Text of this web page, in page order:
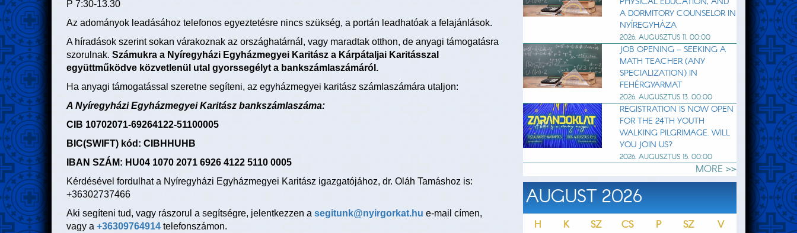
P 7:30-13.30
Az adományok leadásához telefonos egyeztetésre nincs szükség, a portán leadhatóak a felajánlások.
A híradások szerint sokan várakoznak az országhatárnál, vagy maradtak otthon, de anyagi támogatásra
szorulnak. Számukra a Nyíregyházi Egyházmegyei Karitász a Kárpátaljai Karitásszal
együttműködve közvetlenül utal gyorssegélyt a bankszámlaszámáról.
Ha anyagi támogatással szeretne segíteni, az egyházmegyei karitász számlaszámára utaljon:
A Nyíregyházi Egyházmegyei Karitász bankszámlaszáma:
CIB 10702071-69264122-51100005
BIC(SWIFT) kód: CIBHHUHB
IBAN SZÁM: HU04 1070 2071 6926 4122 5110 0005
Kérdésével fordulhat a Nyíregyházi Egyházmegyei Karitász igazgatójához, dr. Oláh Tamáshoz is:
+36302737466
Aki segíteni tud, vagy rászorul a segítségre, jelentkezzen a segitunk@nyirgorkat.hu e-mail címen,
vagy a +36309764914 telefonszámon.
A DORMITORY COUNSELOR IN
NYÍREGYHÁZA
2026. AUGUSZTUS 11. 00:00
JOB OPENING – SEEKING A
MATH TEACHER (ANY
SPECIALIZATION) IN
FEHÉRGYARMAT
2026. AUGUSZTUS 13. 00:00
REGISTRATION IS NOW OPEN
FOR THE 24TH YOUTH
WALKING PILGRIMAGE. WILL
YOU JOIN US?
2026. AUGUSZTUS 15. 00:00
MORE >>
AUGUST 2026
H K SZ CS P SZ
V